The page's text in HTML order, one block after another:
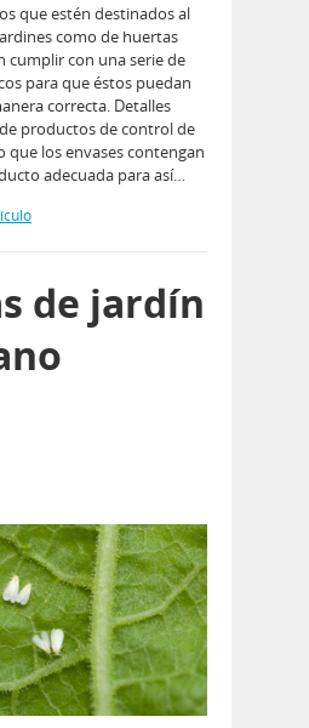
que estén destinados al
como de huertas
cumplir con una serie de
para que éstos puedan
correcta. Detalles
productos de control de
que los envases contengan
adecuada para así…
de jardín